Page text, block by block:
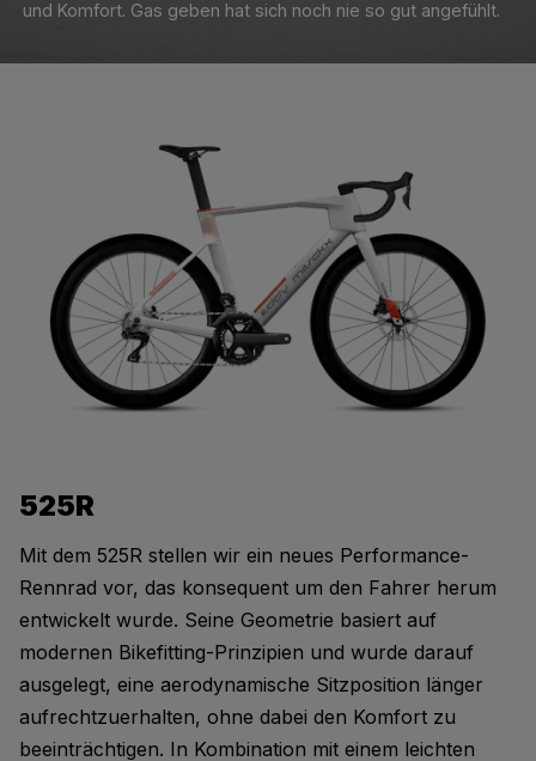
und Komfort. Gas geben hat sich noch nie so gut angefühlt.
525R
Mit dem 525R stellen wir ein neues Performance-
Rennrad vor, das konsequent um den Fahrer herum
entwickelt wurde. Seine Geometrie basiert auf
modernen Bikefitting-Prinzipien und wurde darauf
ausgelegt, eine aerodynamische Sitzposition länger
aufrechtzuerhalten, ohne dabei den Komfort zu
beeinträchtigen. In Kombination mit einem leichten